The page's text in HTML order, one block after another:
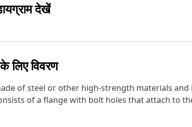
देखें
के लिए विवरण
of steel or other high-strength materials
of a flange with bolt holes that attach